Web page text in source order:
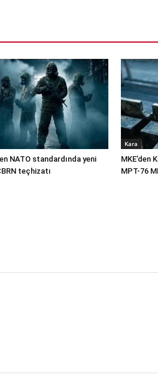
NATO standardında yeni
teçhizatı
Kara
MKE’den
MPT-76